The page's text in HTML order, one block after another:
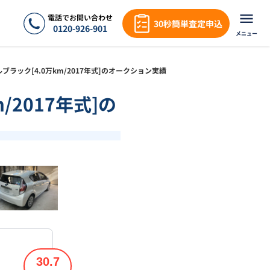
電話でお問い合わせ
0120-926-901 30秒簡単査定申込
メニュー
ラック[4.0万km/2017年式]のオークション実績
2017年式]の
1/18
30.7